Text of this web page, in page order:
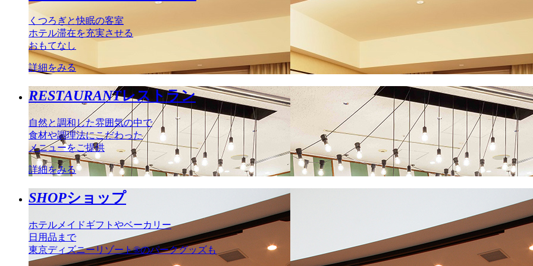
くつろぎと快眠の客室
ホテル滞在を充実させる
おもてなし
詳細をみる
RESTAURANTレストラン
自然と調和した雰囲気の中で
食材や調理法にこだわった
メニューをご提供
詳細をみる
SHOPショップ
ホテルメイドギフトやベーカリー
日用品まで
東京ディズニーリゾート®のパークグッズも